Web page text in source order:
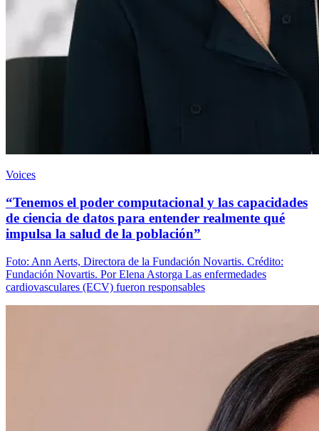
Voices
“Tenemos el poder computacional y las capacidades
de ciencia de datos para entender realmente qué
impulsa la salud de la población”
Foto: Ann Aerts, Directora de la Fundación Novartis. Crédito:
Fundación Novartis. Por Elena Astorga Las enfermedades
cardiovasculares (ECV) fueron responsables